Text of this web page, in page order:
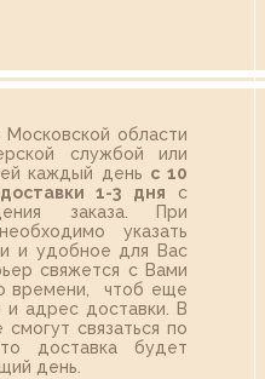
области
службой или
каждый день с 10
1-3 дня с
заказа. При
указать
и удобное для Вас
свяжется с Вами
времени, чтоб еще
и адрес доставки. В
связаться по
доставка будет
день.